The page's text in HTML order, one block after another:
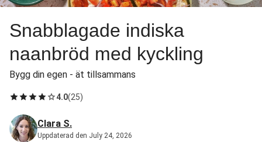
Snabblagade indiska
naanbröd med kyckling
Bygg din egen - ät tillsammans
4.0(25)
Clara S.
Uppdaterad den July 24, 2026